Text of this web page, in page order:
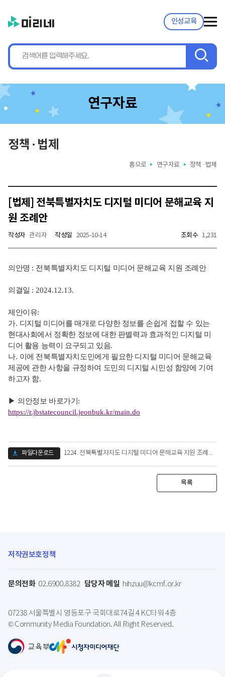
인성교육
연구자료
정책 ∙ 법제
홈으로 ▶ 연구자료 ▶ 정책 ∙ 법제
[법제] 전북특별자치도 디지털 미디어 문해교육 지
원 조례안
작성자 관리자 작성일 2025-10-14 조회수 1,231
의안명 : 전북특별자치도 디지털 미디어 문해교육 지원 조례안
의결일 : 2024.12.13.
제안이유:
가. 디지털 미디어를 매개로 다양한 정보를 손쉽게 접할 수 있는
현대사회에서 정확한 정보에 대한 판별력과 효과적인 디지털 미
디어 활용 능력이 요구되고 있음.
나. 이에 전북특별자치도민에게 필요한 디지털 미디어 문해교육
제공에 관한 사항을 규정하여 도민의 디지털 시민성 함양에 기여
하고자 함.
▶ 의안정보 바로가기 :
https://r.jbstatecouncil.jeonbuk.kr/main.do
파일다운로드
1224. 전북특별자치도 디지털 미디어 문해교육 지원 조례안.hwp (334.5 KB)
목록
저작권보호정책
문의전화 02.6900.8382 담당자 메일 hihzuu@kcmf.or.kr
07238 서울특별시 영등포구 국회대로74길 4 KC타워 4층
© Community Media Foundation. All Right Reserved.